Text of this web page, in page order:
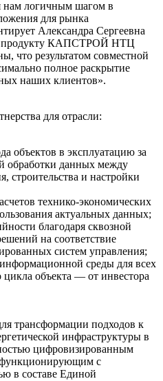
нам логичным шагом в
для рынка
Александра Сергеевна
продукту КАПСТРОЙ НТЦ
что результатом совместной
полное раскрытие
наших клиентов».
для отрасли:
объектов в эксплуатацию за
обработки данных между
строительства и настройки
технико-экономических
актуальных данных;
благодаря сквозной
на соответствие
систем управления;
среды для всех
цикла объекта — от инвестора
трансформации подходов к
инфраструктуры в
цифровизированным
функционирующим с
в составе Единой